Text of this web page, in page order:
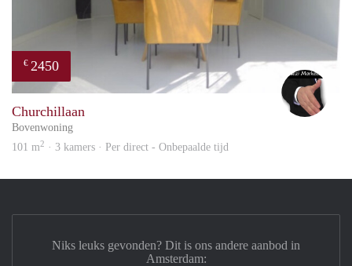
€ 2450
Churchillaan
Bovenwoning
101 m2 · 3 kamers · Per direct - Onbepaalde tijd
Niks leuks gevonden? Dit is ons andere aanbod in
Amsterdam: